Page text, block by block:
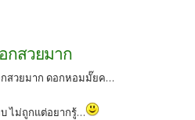
กสวยมาก
สวยมาก ดอกหอมมั๊ยค...
ไม่ถูกแต่อยากรู้...